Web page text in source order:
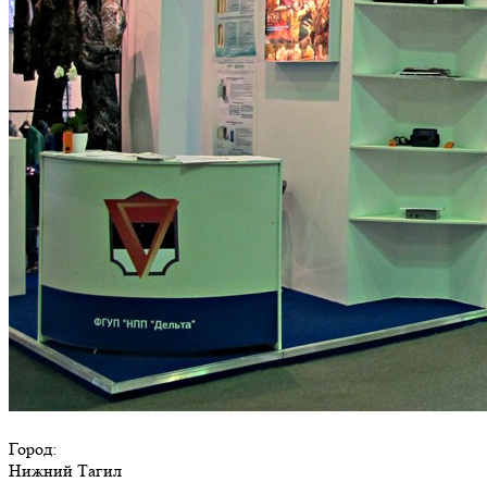
Город:
Нижний Тагил